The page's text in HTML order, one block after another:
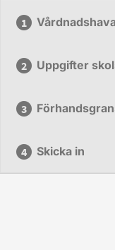
Uppgifter
Skicka in